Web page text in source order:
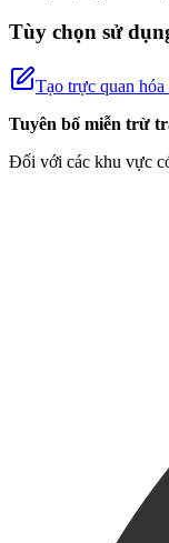
Tùy chọn sử
Tạo trực quan
Tuyên bố miễn trừ
Đối với các khu vực